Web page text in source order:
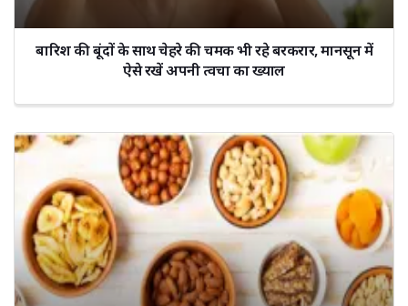
बारिश की बूंदों के साथ चेहरे की चमक भी रहे बरकरार, मानसून में
ऐसे रखें अपनी त्वचा का ख्याल